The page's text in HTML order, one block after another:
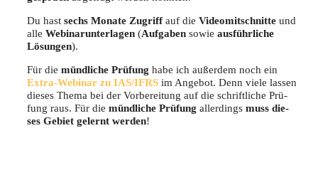
Du hast sechs Mona­te Zugriffauf die Video­mit­schnit­te und
alle Web­i­nar­un­ter­la­gen (Auf­ga­ben sowie aus­führ­li­che
Lösun­gen).
Für die münd­li­che Prü­fung habe ich außer­dem noch ein
Extra-Web­i­nar zu IAS/IFRS im Ange­bot. Denn vie­le las­sen
die­ses The­ma bei der Vor­be­rei­tung auf die schrift­li­che Prü­
fung raus. Für die münd­li­che Prü­fung aller­dings muss die­
ses Gebiet gelernt wer­den!